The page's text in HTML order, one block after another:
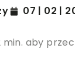
07 | 02 |
min. aby